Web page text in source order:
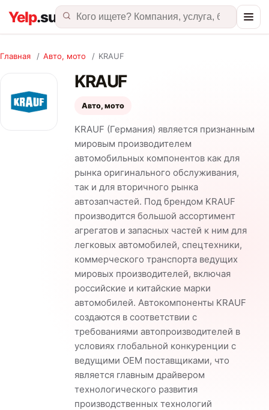
Главная / Авто, мото / KRAUF
KRAUF
Авто, мото
KRAUF (Германия) является признанным
мировым производителем
автомобильных компонентов как для
рынка оригинального обслуживания,
так и для вторичного рынка
автозапчастей. Под брендом KRAUF
производится большой ассортимент
агрегатов и запасных частей к ним для
легковых автомобилей, спецтехники,
коммерческого транспорта ведущих
мировых производителей, включая
российские и китайские марки
автомобилей. Автокомпоненты KRAUF
создаются в соответствии с
требованиями автопроизводителей в
условиях глобальной конкуренции с
ведущими OEM поставщиками, что
является главным драйвером
технологического развития
производственных технологий